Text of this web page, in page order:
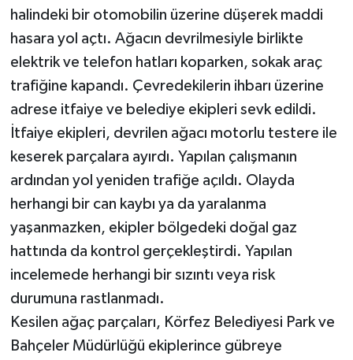
halindeki bir otomobilin üzerine düşerek maddi
hasara yol açtı. Ağacın devrilmesiyle birlikte
elektrik ve telefon hatları koparken, sokak araç
trafiğine kapandı. Çevredekilerin ihbarı üzerine
adrese itfaiye ve belediye ekipleri sevk edildi.
İtfaiye ekipleri, devrilen ağacı motorlu testere ile
keserek parçalara ayırdı. Yapılan çalışmanın
ardından yol yeniden trafiğe açıldı. Olayda
herhangi bir can kaybı ya da yaralanma
yaşanmazken, ekipler bölgedeki doğal gaz
hattında da kontrol gerçekleştirdi. Yapılan
incelemede herhangi bir sızıntı veya risk
durumuna rastlanmadı.
Kesilen ağaç parçaları, Körfez Belediyesi Park ve
Bahçeler Müdürlüğü ekiplerince gübreye